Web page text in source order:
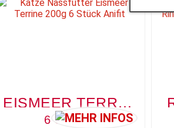
EISMEER TERRINE
6 STÜCK